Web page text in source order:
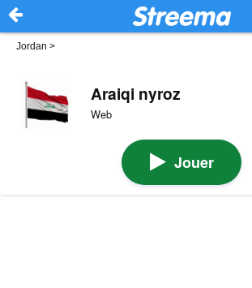
Jordan >
Araiqi nyroz
Web
Jouer